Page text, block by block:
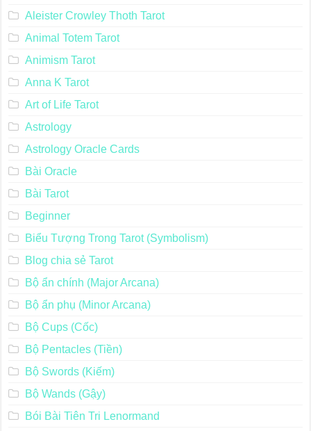
Aleister Crowley Thoth Tarot
Animal Totem Tarot
Animism Tarot
Anna K Tarot
Art of Life Tarot
Astrology
Astrology Oracle Cards
Bài Oracle
Bài Tarot
Beginner
Biểu Tượng Trong Tarot (Symbolism)
Blog chia sẻ Tarot
Bộ ẩn chính (Major Arcana)
Bộ ẩn phụ (Minor Arcana)
Bộ Cups (Cốc)
Bộ Pentacles (Tiền)
Bộ Swords (Kiếm)
Bộ Wands (Gậy)
Bói Bài Tiên Tri Lenormand